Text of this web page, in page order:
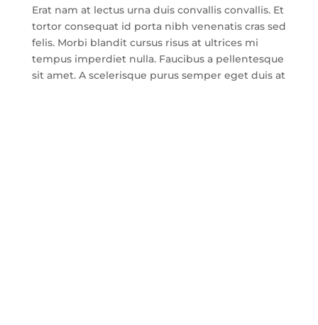
Erat nam at lectus urna duis convallis convallis. Et
tortor consequat id porta nibh venenatis cras sed
felis. Morbi blandit cursus risus at ultrices mi
tempus imperdiet nulla. Faucibus a pellentesque
sit amet. A scelerisque purus semper eget duis at